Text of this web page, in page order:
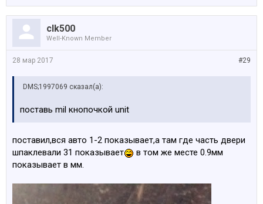
clk500
Well-Known Member
#29
28 мар 2017
DMS;1997069 сказал(а):
поставь mil кнопочкой unit
поставил,вся авто 1-2 показывает,а там где часть двери
шпаклевали 31 показывает
в том же месте 0.9мм
показывает в мм.